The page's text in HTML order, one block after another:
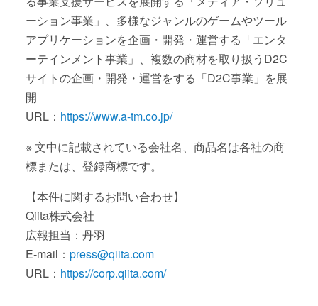
ーション事業」、多様なジャンルのゲームやツール
アプリケーションを企画・開発・運営する「エンタ
ーテインメント事業」、複数の商材を取り扱うD2C
サイトの企画・開発・運営をする「D2C事業」を展
開
URL： https://www.a-tm.co.jp/
※ 文中に記載されている会社名、商品名は各社の商
標または、登録商標です。
【本件に関するお問い合わせ】
Qiita株式会社
広報担当：丹羽
E-mail： press@qiita.com
URL： https://corp.qiita.com/